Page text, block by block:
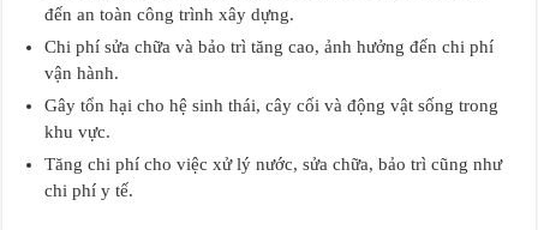
đến an toàn công trình xây dựng.
Chi phí sửa chữa và bảo trì tăng cao, ảnh hưởng đến chi phí
vận hành.
Gây tổn hại cho hệ sinh thái, cây cối và động vật sống trong
khu vực.
Tăng chi phí cho việc xử lý nước, sửa chữa, bảo trì cũng như
chi phí y tế.